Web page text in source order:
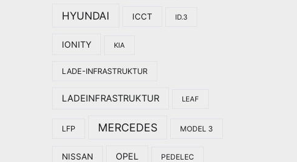
HYUNDAI ICCT ID.3
IONITY KIA
LADE-INFRASTRUKTUR
LADEINFRASTRUKTUR LEAF
LFP MERCEDES MODEL 3
NISSAN OPEL PEDELEC